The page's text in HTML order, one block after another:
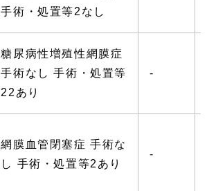
手術・処置等2なし
糖尿病性増殖性網膜症
手術なし 手術・処置等
22あり
-
網膜血管閉塞症 手術な
し 手術・処置等2あり
-